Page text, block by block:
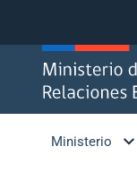
Ministerio